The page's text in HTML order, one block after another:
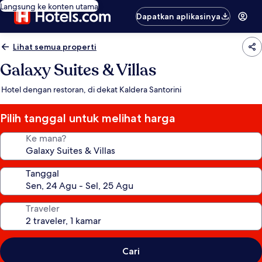
Langsung ke konten utama
Dapatkan aplikasinya
Lihat semua properti
Galaxy Suites & Villas
Hotel dengan restoran, di dekat Kaldera Santorini
Pilih tanggal untuk melihat harga
Ke mana?
Tanggal
Traveler
Cari